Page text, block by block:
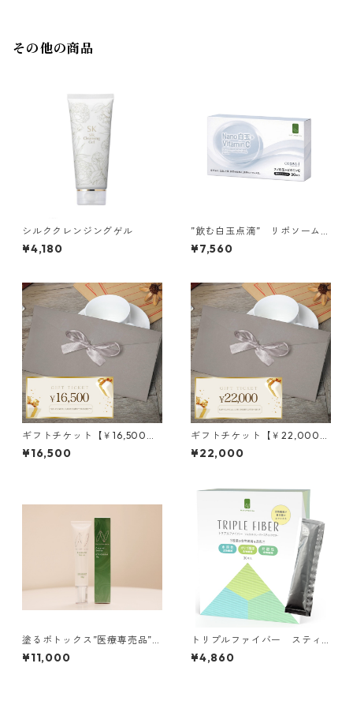
その他の商品
シルククレンジングゲル
¥4,180
”飲む白玉点滴” リポソーム
Nano白玉＋ビタミンC
¥7,560
ギフトチケット【￥16,500】
送料込
¥16,500
ギフトチケット【￥22,000】
送料込
¥22,000
塗るボトックス”医療専売品”
NMアイクリーム
¥11,000
トリプルファイバー スティ
ックゼリー
¥4,860